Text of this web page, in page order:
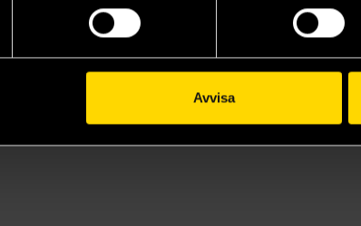
Avvisa